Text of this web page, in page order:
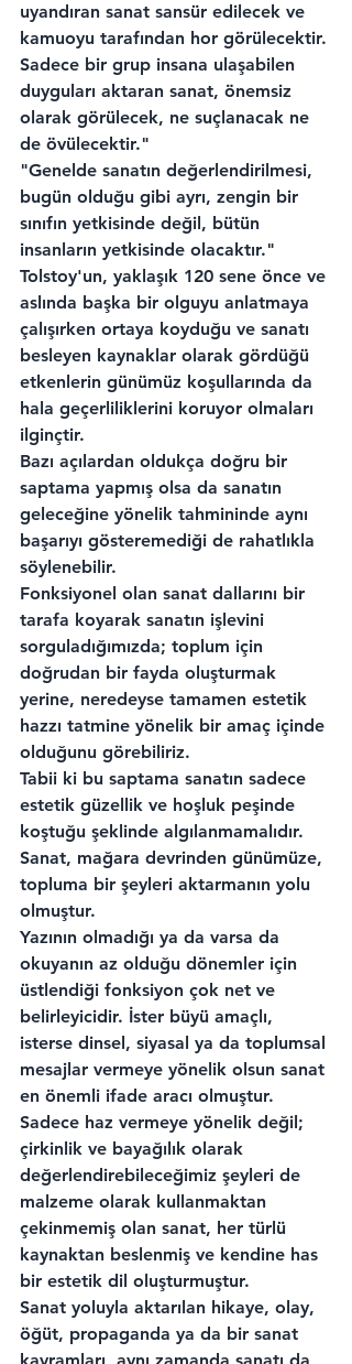
uyandıran sanat sansür edilecek ve
kamuoyu tarafından hor görülecektir.
Sadece bir grup insana ulaşabilen
duyguları aktaran sanat, önemsiz
olarak görülecek, ne suçlanacak ne
de övülecektir."
"Genelde sanatın değerlendirilmesi,
bugün olduğu gibi ayrı, zengin bir
sınıfın yetkisinde değil, bütün
insanların yetkisinde olacaktır."
Tolstoy'un, yaklaşık 120 sene önce ve
aslında başka bir olguyu anlatmaya
çalışırken ortaya koyduğu ve sanatı
besleyen kaynaklar olarak gördüğü
etkenlerin günümüz koşullarında da
hala geçerliliklerini koruyor olmaları
ilginçtir.
Bazı açılardan oldukça doğru bir
saptama yapmış olsa da sanatın
geleceğine yönelik tahmininde aynı
başarıyı gösteremediği de rahatlıkla
söylenebilir.
Fonksiyonel olan sanat dallarını bir
tarafa koyarak sanatın işlevini
sorguladığımızda; toplum için
doğrudan bir fayda oluşturmak
yerine, neredeyse tamamen estetik
hazzı tatmine yönelik bir amaç içinde
olduğunu görebiliriz.
Tabii ki bu saptama sanatın sadece
estetik güzellik ve hoşluk peşinde
koştuğu şeklinde algılanmamalıdır.
Sanat, mağara devrinden günümüze,
topluma bir şeyleri aktarmanın yolu
olmuştur.
Yazının olmadığı ya da varsa da
okuyanın az olduğu dönemler için
üstlendiği fonksiyon çok net ve
belirleyicidir. İster büyü amaçlı,
isterse dinsel, siyasal ya da toplumsal
mesajlar vermeye yönelik olsun sanat
en önemli ifade aracı olmuştur.
Sadece haz vermeye yönelik değil;
çirkinlik ve bayağılık olarak
değerlendirebileceğimiz şeyleri de
malzeme olarak kullanmaktan
çekinmemiş olan sanat, her türlü
kaynaktan beslenmiş ve kendine has
bir estetik dil oluşturmuştur.
Sanat yoluyla aktarılan hikaye, olay,
öğüt, propaganda ya da bir sanat